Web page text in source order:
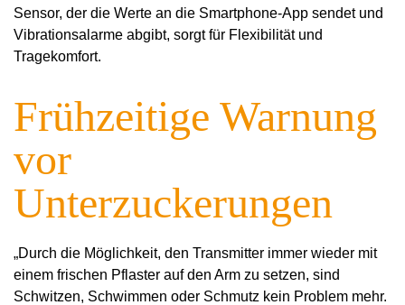
Sensor, der die Werte an die Smartphone-App sendet und
Vibrationsalarme abgibt, sorgt für Flexibilität und
Tragekomfort.
Frühzeitige Warnung
vor
Unterzuckerungen
„Durch die Möglichkeit, den Transmitter immer wieder mit
einem frischen Pflaster auf den Arm zu setzen, sind
Schwitzen, Schwimmen oder Schmutz kein Problem mehr.